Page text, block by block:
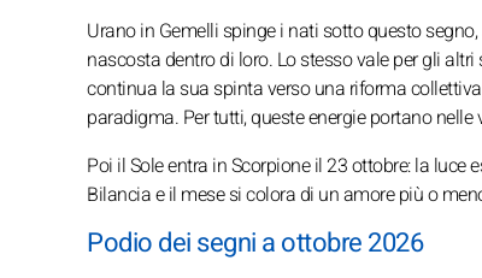
Urano in Gemelli spinge i nati sotto questo
nascosta dentro di loro. Lo stesso vale per gli
continua la sua spinta verso una riforma
paradigma. Per tutti, queste energie portano nelle
Poi il Sole entra in Scorpione il 23 ottobre: la
Bilancia e il mese si colora di un amore più o
Podio dei segni a ottobre 2026